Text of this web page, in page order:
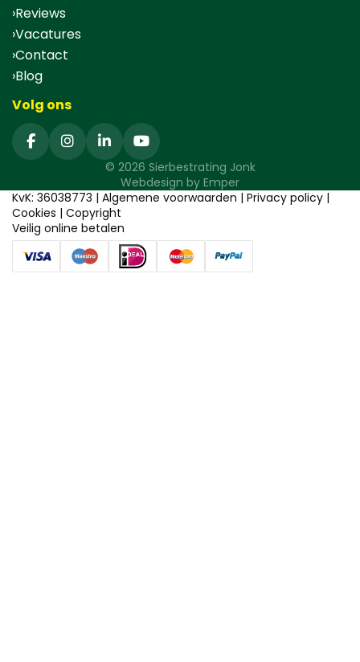
Reviews
Vacatures
Contact
Blog
Volg ons
© 2026 Sierbestrating Jonk
Webdesign by Emper
KvK: 36038773 | Algemene voorwaarden | Privacy policy |
Cookies | Copyright
Veilig online betalen